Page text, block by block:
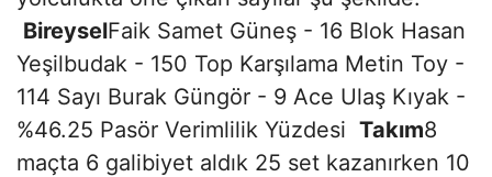
BireyselFaik Samet Güneş - 16 Blok Hasan
Yeşilbudak - 150 Top Karşılama Metin Toy -
114 Sayı Burak Güngör - 9 Ace Ulaş Kıyak -
%46.25 Pasör Verimlilik Yüzdesi Takım8
maçta 6 galibiyet aldık 25 set kazanırken 10